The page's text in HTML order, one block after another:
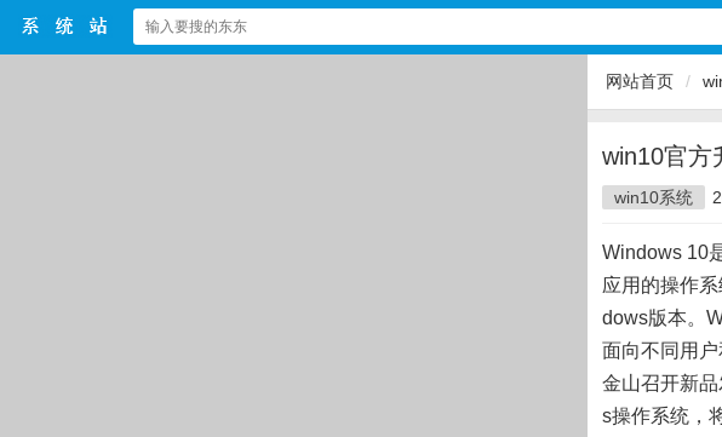
网站首页 /
win10官方
win10系统
Windows 10
应用的操作
dows版本。
面向不同用
金山召开新
s操作系统，